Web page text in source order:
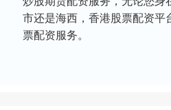
市还是海西，香港股票配资平
票配资服务。